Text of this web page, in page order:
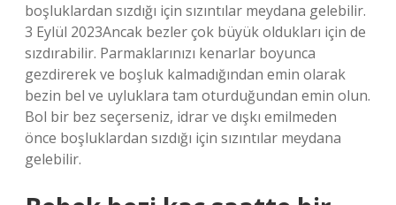
boşluklardan sızdığı için sızıntılar meydana gelebilir.
3 Eylül 2023Ancak bezler çok büyük oldukları için de
sızdırabilir. Parmaklarınızı kenarlar boyunca
gezdirerek ve boşluk kalmadığından emin olarak
bezin bel ve uyluklara tam oturduğundan emin olun.
Bol bir bez seçerseniz, idrar ve dışkı emilmeden
önce boşluklardan sızdığı için sızıntılar meydana
gelebilir.